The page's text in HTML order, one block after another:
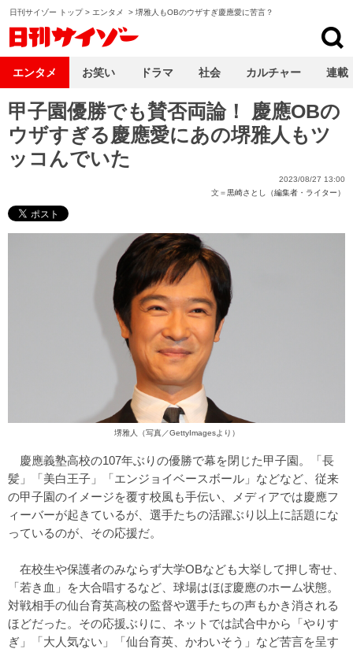
日刊サイゾー トップ> エンタメ > 堺雅人もOBのウザすぎ慶應愛に苦言？
甲子園優勝でも賛否両論！ 慶應OBの
ウザすぎる慶應愛にあの堺雅人もツ
ッコんでいた
2023/08/27 13:00
文＝黒崎さとし（編集者・ライター）
堺雅人（写真／GettyImagesより）
慶應義塾高校の107年ぶりの優勝で幕を閉じた甲子園。「長
髪」「美白王子」「エンジョイベースボール」などなど、従来
の甲子園のイメージを覆す校風も手伝い、メディアでは慶應フ
ィーバーが起きているが、選手たちの活躍ぶり以上に話題にな
っているのが、その応援だ。
在校生や保護者のみならず大学OBなども大挙して押し寄せ、
「若き血」を大合唱するなど、球場はほぼ慶應のホーム状態。
対戦相手の仙台育英高校の監督や選手たちの声もかき消される
ほどだった。その応援ぶりに、ネットでは試合中から「やりす
ぎ」「大人気ない」「仙台育英、かわいそう」など苦言を呈す
エンタメ お笑い ドラマ 社会 カルチャー 連載